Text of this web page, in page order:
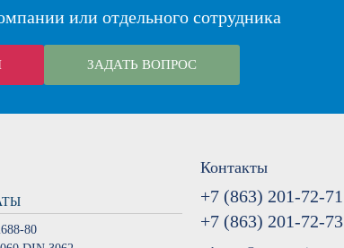
или отдельного сотрудника
ЗАДАТЬ ВОПРОС
80
Контакты
+7 (863) 201-72-71
+7 (863) 201-72-73